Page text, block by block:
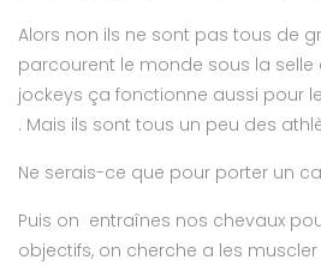
Alors non ils ne sont pas tous de
parcourent le monde sous la
jockeys ça fonctionne aussi pour
. Mais ils sont tous un peu des
Ne serais-ce que pour porter un
Puis on entraînes nos chevaux
objectifs, on cherche a les